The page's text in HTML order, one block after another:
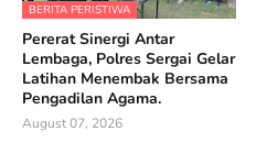
BERITA PERISTIWA
Pererat Sinergi Antar
Lembaga, Polres Sergai Gelar
Latihan Menembak Bersama
Pengadilan Agama.
August 07, 2026